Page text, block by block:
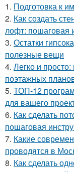
1. Подготовка к
2. Как создать
лофт: пошаговая
3. Остатки
полезные вещи
4. Легко и
поэтажных
5. ТОП-12
для вашего
6. Как сделать
пошаговая
7. Какие
проводятся в
8. Как сделать